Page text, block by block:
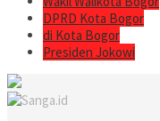
DPRD Kota Bogor
di Kota Bogor
Presiden Jokowi